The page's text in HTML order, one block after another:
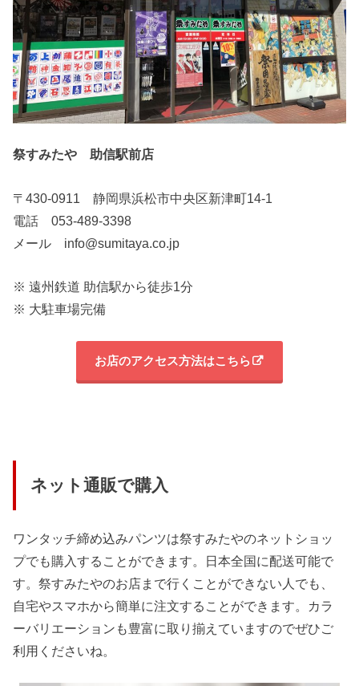
祭すみたや 助信駅前店
〒430-0911 静岡県浜松市中央区新津町14-1
電話 053-489-3398
メール info@sumitaya.co.jp
※ 遠州鉄道 助信駅から徒歩1分
※ 大駐車場完備
お店のアクセス方法はこちら
ネット通販で購入
ワンタッチ締め込みパンツは祭すみたやのネットショッ
プでも購入することができます。日本全国に配送可能で
す。祭すみたやのお店まで行くことができない人でも、
自宅やスマホから簡単に注文することができます。カラ
ーバリエーションも豊富に取り揃えていますのでぜひご
利用くださいね。